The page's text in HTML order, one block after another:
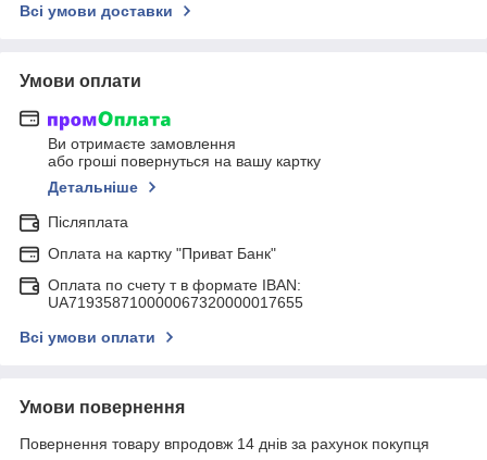
Всі умови доставки
Умови оплати
Ви отримаєте замовлення
або гроші повернуться на вашу картку
Детальніше
Післяплата
Оплата на картку "Приват Банк"
Оплата по счету т в формате IBAN:
UA719358710000067320000017655
Всі умови оплати
Умови повернення
Повернення товару впродовж 14 днів за рахунок покупця